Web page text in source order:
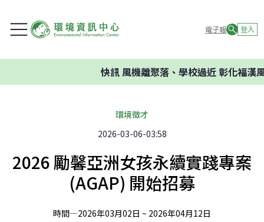
電子報 登入
快訊風機離聚落、學校過近 彰化福漢
環境徵才
2026-03-06-03:58
2026 勵馨亞洲女孩永續實踐專案
(AGAP) 開始招募
時間—2026年03月02日 ~ 2026年04月12日